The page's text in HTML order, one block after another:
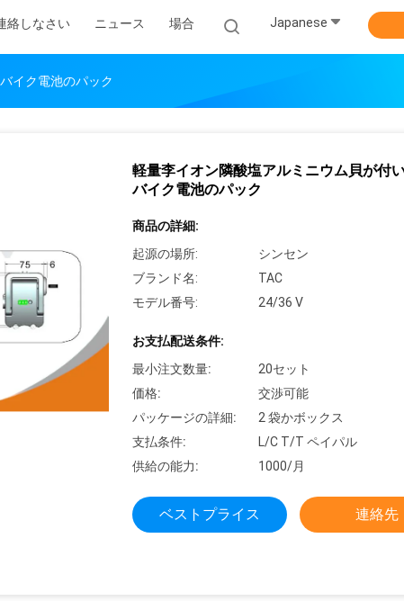
絡しなさい ニュース 場合 Japanese
イク電池のパック
軽量李イオン隣酸塩アルミニウム貝が付
バイク電池のパック
商品の詳細:
起源の場所:
シンセン
ブランド名:
TAC
モデル番号:
24/36 V
お支払配送条件:
最小注文数量:
20セット
価格:
交渉可能
パッケージの詳細:
2 袋かボックス
支払条件:
L/C T/T ペイパル
供給の能力:
1000/月
ベストプライス 連絡先